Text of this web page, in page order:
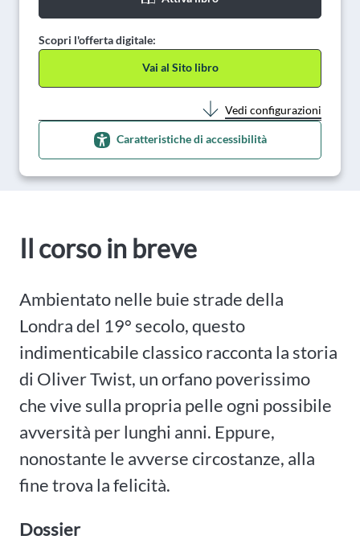
Scopri l'offerta digitale:
Vai al Sito libro
Vedi configurazioni
Caratteristiche di accessibilità
Il corso in breve
Ambientato nelle buie strade della
Londra del 19° secolo, questo
indimenticabile classico racconta la storia
di Oliver Twist, un orfano poverissimo
che vive sulla propria pelle ogni possibile
avversità per lunghi anni. Eppure,
nonostante le avverse circostanze, alla
fine trova la felicità.
Dossier